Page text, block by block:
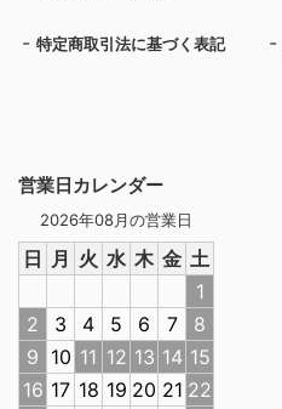
営業日カレンダー
2026年08月の営業日
日 月 火 水 木 金 土
1
2
3 4 5 6 7
8
9 10 11 12 13 14 15
16 17 18 19 20 21 22
特定商取引法に基づく表記